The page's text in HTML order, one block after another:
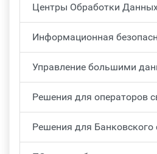
Центры Обработки
Информационная
Управление большими
Решения для операторов
Решения для Банковского